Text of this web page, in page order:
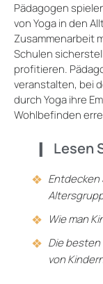
Pädagogen
von Yoga in den
Zusammenarbeit
Schulen
profitieren.
veranstalten, bei
durch Yoga ihre
Wohlbefinden
Lesen
Entdecken
Wie man
Die
von